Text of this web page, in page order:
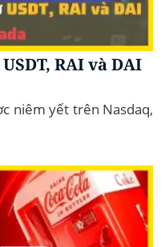
RAI và DAI
niêm yết trên Nasdaq,